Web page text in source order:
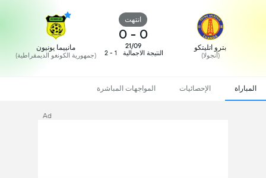
بترو اتليتكو
(أنجولا)
انتهت
0
-
0
21/09
النتيجة الاجمالية
1 - 2
مانييما يونيون
(جمهورية الكونغو الديمقراطية)
المباراة الإحصائيات المواجهات المباشرة
Ad